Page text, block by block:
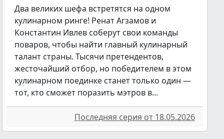
Два великих шефа встретятся на одном
кулинарном ринге! Ренат Агзамов и
Константин Ивлев соберут свои команды
поваров, чтобы найти главный кулинарный
талант страны. Тысячи претендентов,
жесточайший отбор, но победителем в этом
кулинарном поединке станет только один —
тот, кто сможет поразить мэтров в...
Последняя серия от 18.05.2026